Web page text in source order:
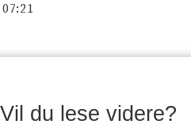
07:21
Vil du lese videre?